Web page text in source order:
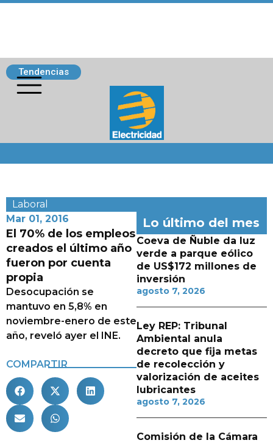
Tendencias
Laboral
Mar 01, 2016
El 70% de los empleos
creados el último año
fueron por cuenta
propia
Desocupación se
mantuvo en 5,8% en
noviembre-enero de este
año, reveló ayer el INE.
COMPARTIR
Lo último del mes
Coeva de Ñuble da luz
verde a parque eólico
de US$172 millones de
inversión
agosto 7, 2026
Ley REP: Tribunal
Ambiental anula
decreto que fija metas
de recolección y
valorización de aceites
lubricantes
agosto 7, 2026
Comisión de la Cámara